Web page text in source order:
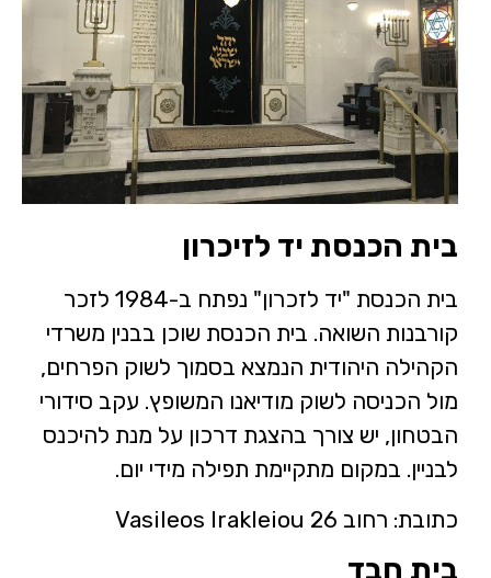
בית הכנסת יד לזיכרון
בית הכנסת "יד לזכרון" נפתח ב-1984 לזכר
קורבנות השואה. בית הכנסת שוכן בבנין משרדי
הקהילה היהודית הנמצא בסמוך לשוק הפרחים,
מול הכניסה לשוק מודיאנו המשופץ. עקב סידורי
הבטחון, יש צורך בהצגת דרכון על מנת להיכנס
לבניין. במקום מתקיימת תפילה מידי יום.
כתובת: רחוב Vasileos Irakleiou 26
בית חבד